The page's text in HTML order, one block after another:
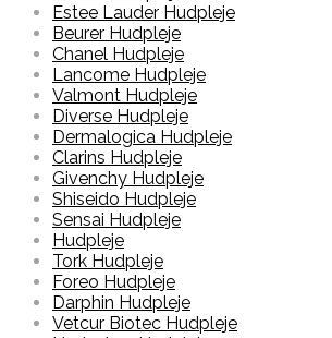
Estee Lauder Hudpleje
Beurer Hudpleje
Chanel Hudpleje
Lancome Hudpleje
Valmont Hudpleje
Diverse Hudpleje
Dermalogica Hudpleje
Clarins Hudpleje
Givenchy Hudpleje
Shiseido Hudpleje
Sensai Hudpleje
Hudpleje
Tork Hudpleje
Foreo Hudpleje
Darphin Hudpleje
Vetcur Biotec Hudpleje